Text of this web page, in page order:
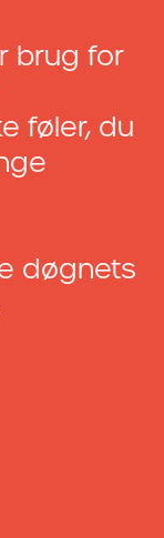
brug for
føler, du
døgnets